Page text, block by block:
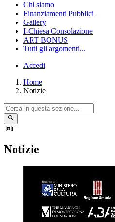
Chi siamo
Finanziamenti Pubblici
Gallery
I-Chiesa Consolazione
ART BONUS
Tutti gli argomenti...
Accedi
Home
Notizie
Notizie